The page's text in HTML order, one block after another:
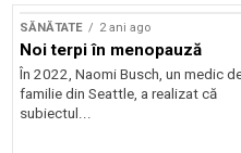
SĂNĂTATE 2 ani ago
Noi terpi în menopauză
În 2022, Naomi Busch, un medic
familie din Seattle, a realizat că
subiectul...